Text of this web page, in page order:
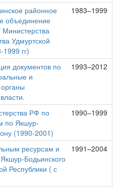
районное
объединение
Удмуртской
гг)
1983–1999
документов по
и
1993–2012
РФ по
по Якшур-
(1990-2001)
1990–1999
ресурсам и
Бодьинского
Республики ( с
1991–2004